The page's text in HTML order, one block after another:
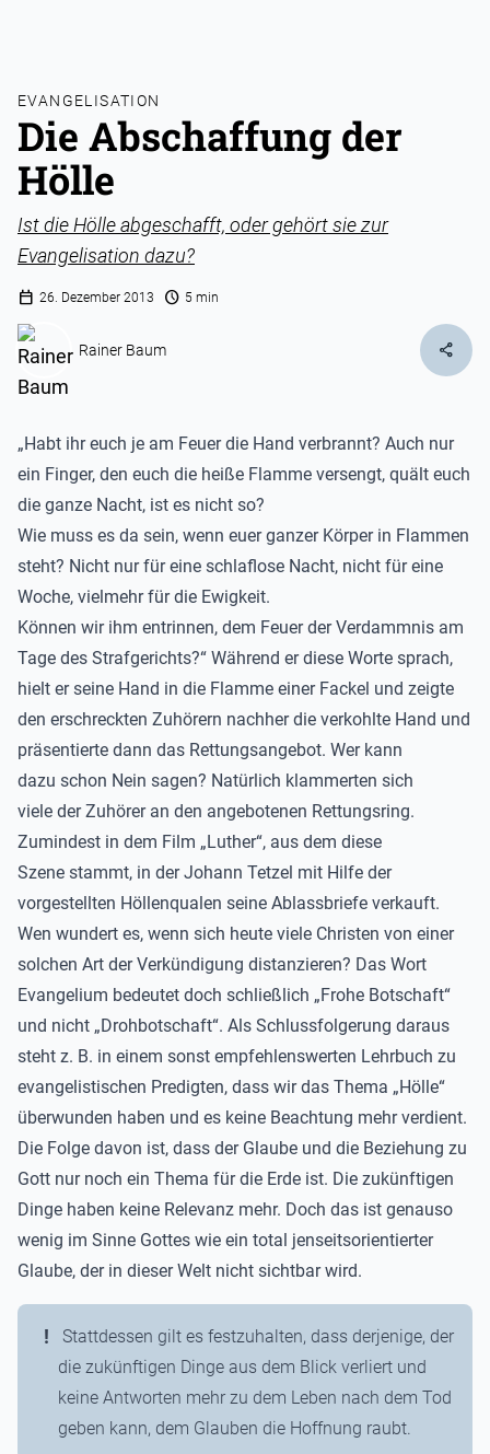
EVANGELISATION
Die Abschaffung der
Hölle
Ist die Hölle abgeschafft, oder gehört sie zur
Evangelisation dazu?
calendar_today 26. Dezember 2013 schedule 5 min
Rainer Baum share
„Habt ihr euch je am Feuer die Hand verbrannt? Auch nur
ein Finger, den euch die heiße Flamme versengt, quält euch
die ganze Nacht, ist es nicht so?
Wie muss es da sein, wenn euer ganzer Körper in Flammen
steht? Nicht nur für eine schlaflose Nacht, nicht für eine
Woche, vielmehr für die Ewigkeit.
Können wir ihm entrinnen, dem Feuer der Verdammnis am
Tage des Strafgerichts?“ Während er diese Worte sprach,
hielt er seine Hand in die Flamme einer Fackel und zeigte
den erschreckten Zuhörern nachher die verkohlte Hand und
präsentierte dann das Rettungsangebot. Wer kann
dazu schon Nein sagen? Natürlich klammerten sich
viele der Zuhörer an den angebotenen Rettungsring.
Zumindest in dem Film „Luther“, aus dem diese
Szene stammt, in der Johann Tetzel mit Hilfe der
vorgestellten Höllenqualen seine Ablassbriefe verkauft.
Wen wundert es, wenn sich heute viele Christen von einer
solchen Art der Verkündigung distanzieren? Das Wort
Evangelium bedeutet doch schließlich „Frohe Botschaft“
und nicht „Drohbotschaft“. Als Schlussfolgerung daraus
steht z. B. in einem sonst empfehlenswerten Lehrbuch zu
evangelistischen Predigten, dass wir das Thema „Hölle“
überwunden haben und es keine Beachtung mehr verdient.
Die Folge davon ist, dass der Glaube und die Beziehung zu
Gott nur noch ein Thema für die Erde ist. Die zukünftigen
Dinge haben keine Relevanz mehr. Doch das ist genauso
wenig im Sinne Gottes wie ein total jenseitsorientierter
Glaube, der in dieser Welt nicht sichtbar wird.
Stattdessen gilt es festzuhalten, dass derjenige, der
die zukünftigen Dinge aus dem Blick verliert und
keine Antworten mehr zu dem Leben nach dem Tod
geben kann, dem Glauben die Hoffnung raubt.